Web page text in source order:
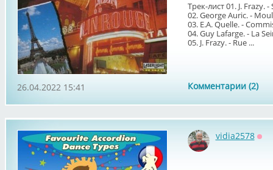
Трек-лист 01. J.
02. George Auric. -
03. E.A. Quelle. -
04. Guy Lafarge. - La
05. J. Frazy. - Rue ...
Комментарии (2)
26.04.2022 15:41
vidia2578